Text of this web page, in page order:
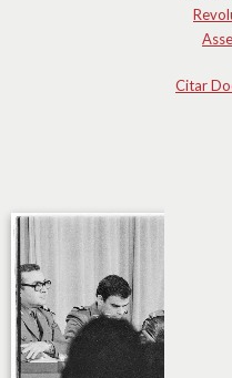
Citar